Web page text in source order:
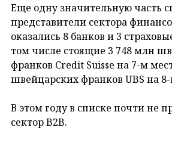
Еще одну значительную часть
представители сектора
оказались 8 банков и 3
том числе стоящие 3 748 млн
франков Credit Suisse на 7-м
швейцарских франков UBS на
В этом году в списке почти не
сектор B2B.